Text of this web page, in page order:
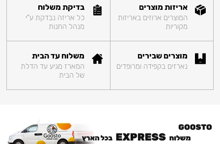
אריזות מוצרים
המוצרים ארוזים באריזות
מקוריות
בדיקת משלוח
כל אריזה נבדקת ע"י
מנהל החנות
מוצרים שבירים
נארזים בקפידה ומרופדים
משלוח עד הבית
המארז מגיע עד הדלת
של הבית